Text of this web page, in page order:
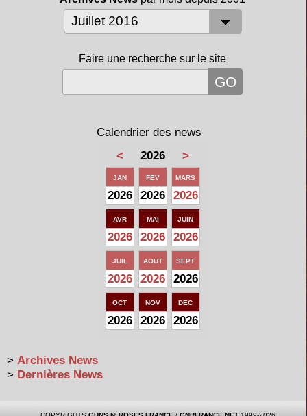
Faire une recherche sur le site
Calendrier des news
<
2026 >
JAN
2026
FEV
2026
MARS
2026
AVR
2026
MAI
2026
JUIN
2026
JUIL
2026
AOUT
2026
SEPT
2026
OCT
2026
NOV
2026
DEC
2026
> Archives News
> Dernières News